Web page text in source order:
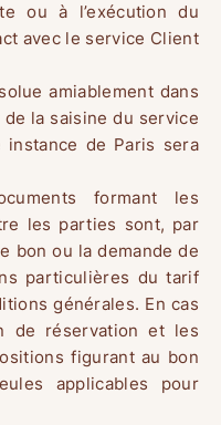
ou à l’exécution du
avec le service Client
amiablement dans
la saisine du service
de Paris sera
formant les
les parties sont, par
bon ou la demande de
particulières du tarif
générales. En cas
de réservation et les
figurant au bon
applicables pour